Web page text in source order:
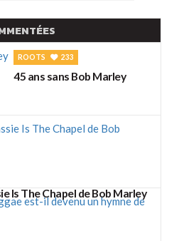
ROOTS 233
45 ans sans Bob Marley
Is The Chapel de Bob Marley